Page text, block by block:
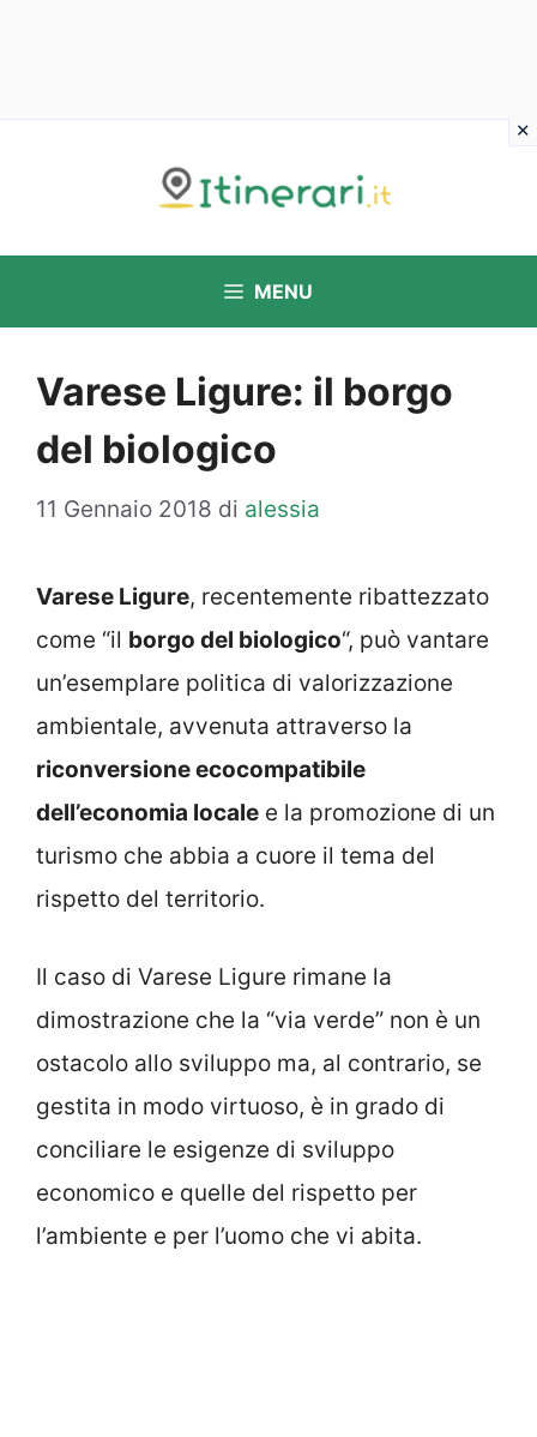
MENU
Varese Ligure: il borgo
del biologico
11 Gennaio 2018 di alessia
Varese Ligure, recentemente ribattezzato
come “il borgo del biologico“, può vantare
un’esemplare politica di valorizzazione
ambientale, avvenuta attraverso la
riconversione ecocompatibile
dell’economia locale e la promozione di un
turismo che abbia a cuore il tema del
rispetto del territorio.
Il caso di Varese Ligure rimane la
dimostrazione che la “via verde” non è un
ostacolo allo sviluppo ma, al contrario, se
gestita in modo virtuoso, è in grado di
conciliare le esigenze di sviluppo
economico e quelle del rispetto per
l’ambiente e per l’uomo che vi abita.